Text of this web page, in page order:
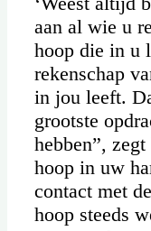
aan al wie u
hoop die in u
rekenschap
in jou leeft.
grootste
hebben”,
hoop in uw
contact met
hoop steeds